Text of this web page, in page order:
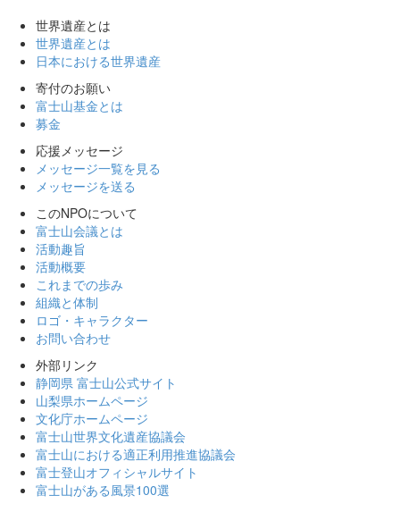
世界遺産とは
世界遺産とは
日本における世界遺産
寄付のお願い
富士山基金とは
募金
応援メッセージ
メッセージ一覧を見る
メッセージを送る
このNPOについて
富士山会議とは
活動趣旨
活動概要
これまでの歩み
組織と体制
ロゴ・キャラクター
お問い合わせ
外部リンク
静岡県 富士山公式サイト
山梨県ホームページ
文化庁ホームページ
富士山世界文化遺産協議会
富士山における適正利用推進協議会
富士登山オフィシャルサイト
富士山がある風景100選